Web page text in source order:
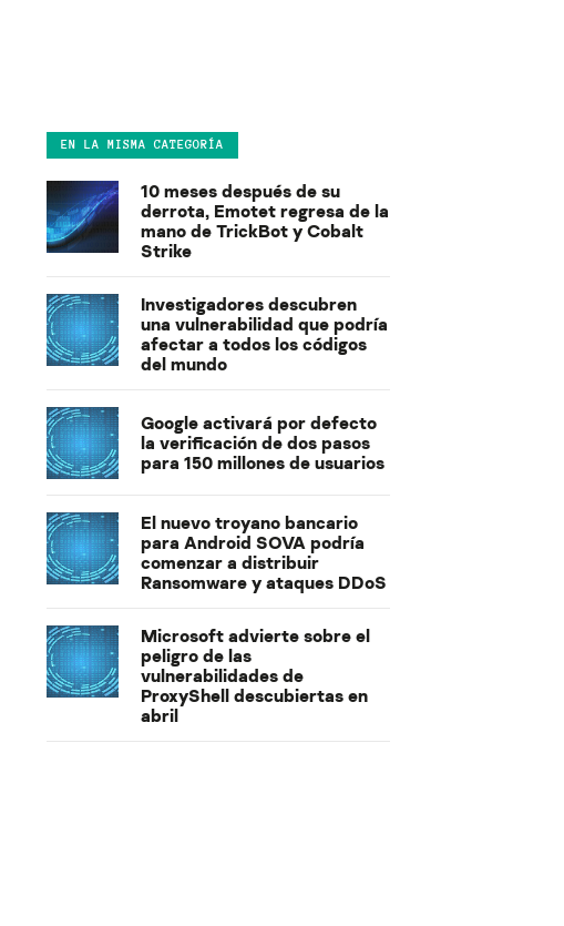
EN LA MISMA CATEGORÍA
10 meses después de su
derrota, Emotet regresa de la
mano de TrickBot y Cobalt
Strike
Investigadores descubren
una vulnerabilidad que podría
afectar a todos los códigos
del mundo
Google activará por defecto
la verificación de dos pasos
para 150 millones de usuarios
El nuevo troyano bancario
para Android SOVA podría
comenzar a distribuir
Ransomware y ataques DDoS
Microsoft advierte sobre el
peligro de las
vulnerabilidades de
ProxyShell descubiertas en
abril